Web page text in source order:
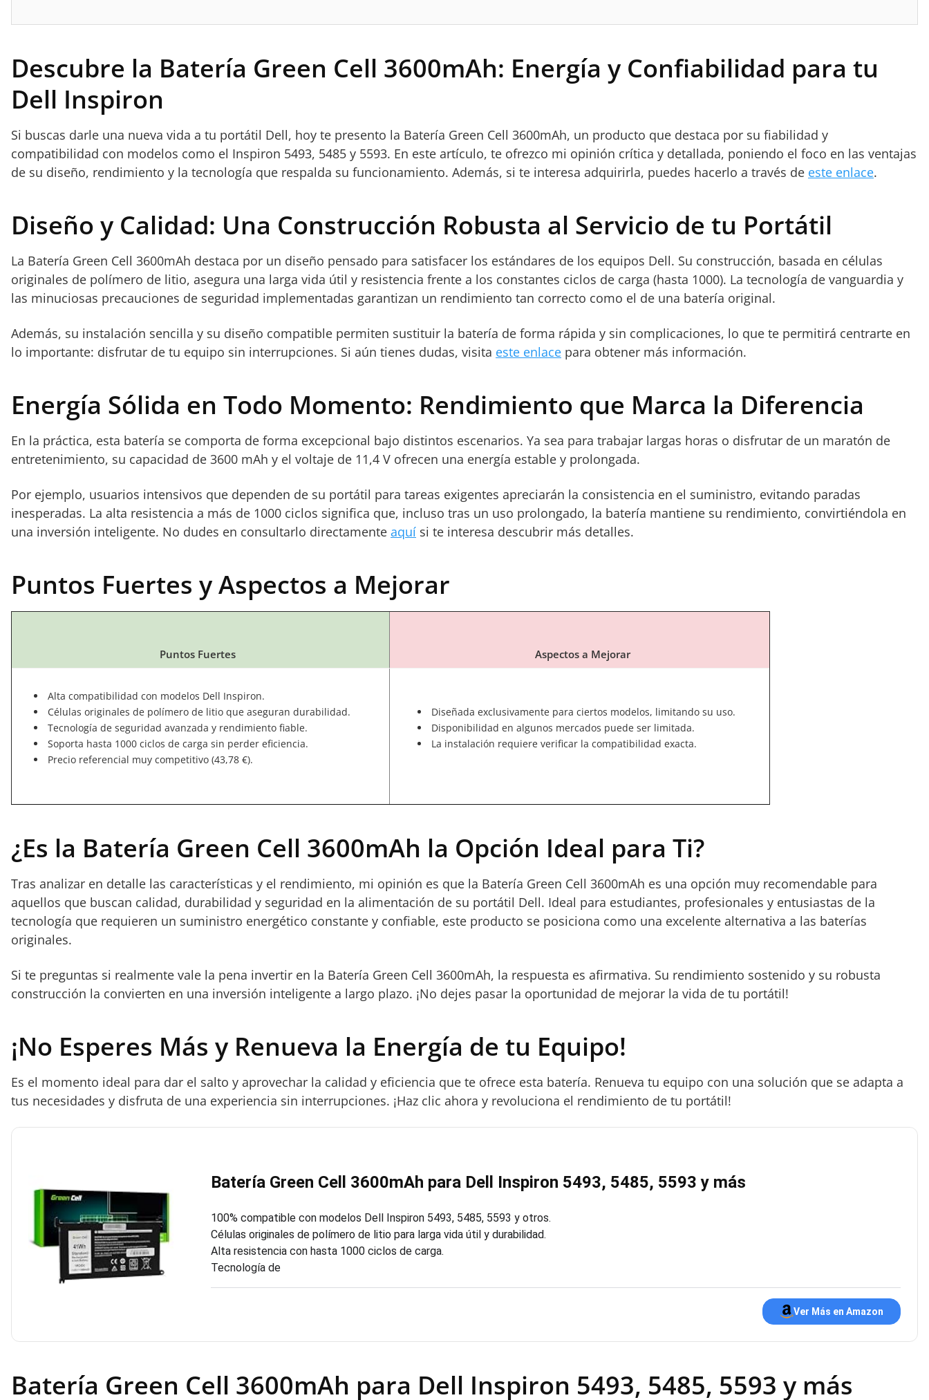
Descubre la Batería Green Cell 3600mAh: Energía y Confiabilidad para tu
Dell Inspiron
Si buscas darle una nueva vida a tu portátil Dell, hoy te presento la Batería Green Cell 3600mAh, un producto que destaca por su fiabilidad y
compatibilidad con modelos como el Inspiron 5493, 5485 y 5593. En este artículo, te ofrezco mi opinión crítica y detallada, poniendo el foco en las ventajas
de su diseño, rendimiento y la tecnología que respalda su funcionamiento. Además, si te interesa adquirirla, puedes hacerlo a través de este enlace.
Diseño y Calidad: Una Construcción Robusta al Servicio de tu Portátil
La Batería Green Cell 3600mAh destaca por un diseño pensado para satisfacer los estándares de los equipos Dell. Su construcción, basada en células
originales de polímero de litio, asegura una larga vida útil y resistencia frente a los constantes ciclos de carga (hasta 1000). La tecnología de vanguardia y
las minuciosas precauciones de seguridad implementadas garantizan un rendimiento tan correcto como el de una batería original.
Además, su instalación sencilla y su diseño compatible permiten sustituir la batería de forma rápida y sin complicaciones, lo que te permitirá centrarte en
lo importante: disfrutar de tu equipo sin interrupciones. Si aún tienes dudas, visita este enlace para obtener más información.
Energía Sólida en Todo Momento: Rendimiento que Marca la Diferencia
En la práctica, esta batería se comporta de forma excepcional bajo distintos escenarios. Ya sea para trabajar largas horas o disfrutar de un maratón de
entretenimiento, su capacidad de 3600 mAh y el voltaje de 11,4 V ofrecen una energía estable y prolongada.
Por ejemplo, usuarios intensivos que dependen de su portátil para tareas exigentes apreciarán la consistencia en el suministro, evitando paradas
inesperadas. La alta resistencia a más de 1000 ciclos significa que, incluso tras un uso prolongado, la batería mantiene su rendimiento, convirtiéndola en
una inversión inteligente. No dudes en consultarlo directamente aquí si te interesa descubrir más detalles.
Puntos Fuertes y Aspectos a Mejorar
Puntos Fuertes Aspectos a Mejorar
Alta compatibilidad con modelos Dell Inspiron.
Células originales de polímero de litio que aseguran durabilidad.
Tecnología de seguridad avanzada y rendimiento fiable.
Soporta hasta 1000 ciclos de carga sin perder eficiencia.
Precio referencial muy competitivo (43,78 €).
Diseñada exclusivamente para ciertos modelos, limitando su uso.
Disponibilidad en algunos mercados puede ser limitada.
La instalación requiere verificar la compatibilidad exacta.
¿Es la Batería Green Cell 3600mAh la Opción Ideal para Ti?
Tras analizar en detalle las características y el rendimiento, mi opinión es que la Batería Green Cell 3600mAh es una opción muy recomendable para
aquellos que buscan calidad, durabilidad y seguridad en la alimentación de su portátil Dell. Ideal para estudiantes, profesionales y entusiastas de la
tecnología que requieren un suministro energético constante y confiable, este producto se posiciona como una excelente alternativa a las baterías
originales.
Si te preguntas si realmente vale la pena invertir en la Batería Green Cell 3600mAh, la respuesta es afirmativa. Su rendimiento sostenido y su robusta
construcción la convierten en una inversión inteligente a largo plazo. ¡No dejes pasar la oportunidad de mejorar la vida de tu portátil!
¡No Esperes Más y Renueva la Energía de tu Equipo!
Es el momento ideal para dar el salto y aprovechar la calidad y eficiencia que te ofrece esta batería. Renueva tu equipo con una solución que se adapta a
tus necesidades y disfruta de una experiencia sin interrupciones. ¡Haz clic ahora y revoluciona el rendimiento de tu portátil!
Batería Green Cell 3600mAh para Dell Inspiron 5493, 5485, 5593 y más
100% compatible con modelos Dell Inspiron 5493, 5485, 5593 y otros.
Células originales de polímero de litio para larga vida útil y durabilidad.
Alta resistencia con hasta 1000 ciclos de carga.
Tecnología de
Ver Más en Amazon
Batería Green Cell 3600mAh para Dell Inspiron 5493, 5485, 5593 y más